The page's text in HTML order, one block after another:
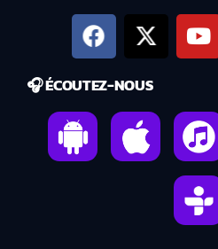
🎧 ÉCOUTEZ-NOUS